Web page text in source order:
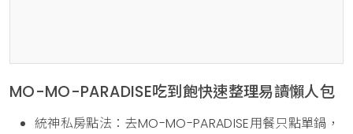
MO-MO-PARADISE吃到飽快速整理易讀懶人包
統神私房點法：去MO-MO-PARADISE用餐只點單鍋，